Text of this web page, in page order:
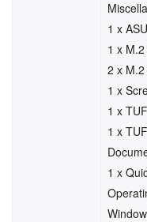
1 x
1 x
2 x
1 x
1 x
1 x
1 x